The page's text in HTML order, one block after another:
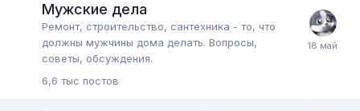
Мужские дела
Ремонт, строительство, сантехника - то, что
должны мужчины дома делать. Вопросы,
советы, обсуждения.
6,6 тыс постов